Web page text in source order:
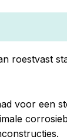
roestvast
voor een